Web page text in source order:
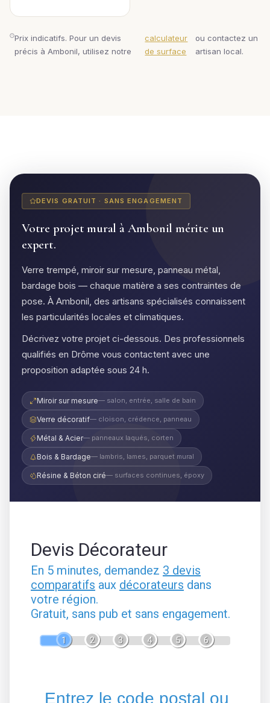
Prix indicatifs. Pour un devis
précis à Ambonil, utilisez notre
calculateur
de surface
ou contactez un
artisan local.
DEVIS GRATUIT · SANS ENGAGEMENT
Votre projet mural à Ambonil mérite un
expert.
Verre trempé, miroir sur mesure, panneau métal,
bardage bois — chaque matière a ses contraintes de
pose. À Ambonil, des artisans spécialisés connaissent
les particularités locales et climatiques.
Décrivez votre projet ci-dessous. Des professionnels
qualifiés en Drôme vous contactent avec une
proposition adaptée sous 24 h.
Miroir sur mesure— salon, entrée, salle de bain
Verre décoratif— cloison, crédence, panneau
Métal & Acier— panneaux laqués, corten
Bois & Bardage— lambris, lames, parquet mural
Résine & Béton ciré— surfaces continues, époxy
Devis Décorateur
En 5 minutes, demandez 3 devis
comparatifs aux décorateurs dans
votre région.
Gratuit, sans pub et sans engagement.
1 2 3 4 5 6
Entrez le code postal ou